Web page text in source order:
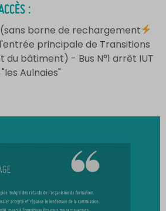
:
borne de rechargement
principale de Transitions
du bâtiment) - Bus N°1 arrêt IUT
Aulnaies"